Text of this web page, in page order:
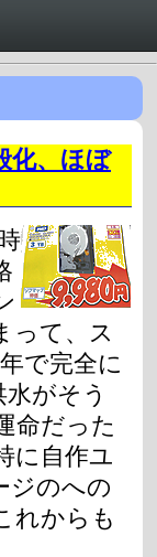
化、ほぼ
って、ス
で完全に
がそう
命だった
に自作ユ
ジのへの
れからも